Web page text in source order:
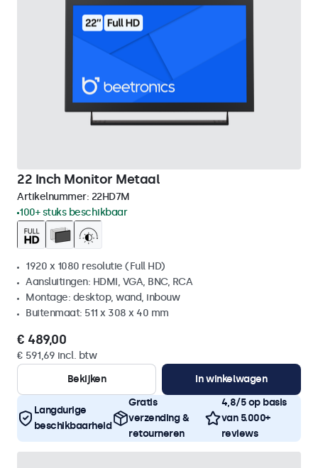
22 Inch Monitor Metaal
Artikelnummer: 22HD7M
100+ stuks beschikbaar
1920 x 1080 resolutie (Full HD)
Aansluitingen: HDMI, VGA, BNC, RCA
Montage: desktop, wand, inbouw
Buitenmaat: 511 x 308 x 40 mm
€ 489,00
€ 591,69 incl. btw
Bekijken
In winkelwagen
Langdurige
beschikbaarheid
Gratis
verzending &
retourneren
4,8/5 op basis
van 5.000+
reviews